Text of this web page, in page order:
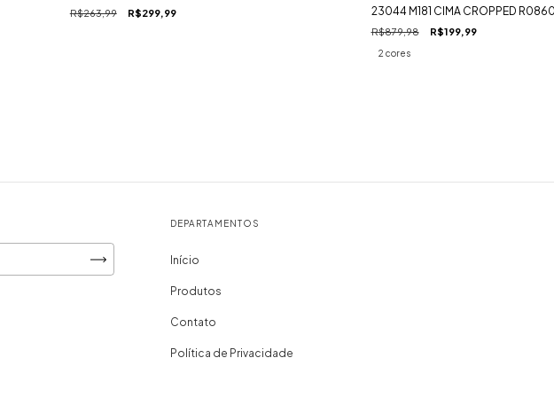
R$263,99 R$299,99 23044 M181 CIMA CROPPED
R$879,98 R$199,99
2 cores
DEPARTAMENTOS
Início
Produtos
Contato
Política de Privacidade